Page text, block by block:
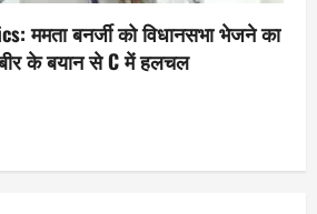
ममता बनर्जी को विधानसभा भेजने का
के बयान से C में हलचल